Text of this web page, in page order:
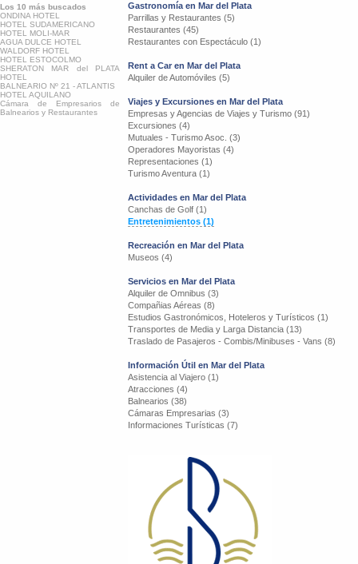
Los 10 más buscados
ONDINA HOTEL
HOTEL SUDAMERICANO
HOTEL MOLI-MAR
AGUA DULCE HOTEL
WALDORF HOTEL
HOTEL ESTOCOLMO
SHERATON MAR del PLATA
HOTEL
BALNEARIO Nº 21 - ATLANTIS
HOTEL AQUILANO
Cámara de Empresarios de
Balnearios y Restaurantes
Gastronomía en Mar del Plata
Parrillas y Restaurantes (5)
Restaurantes (45)
Restaurantes con Espectáculo (1)
Rent a Car en Mar del Plata
Alquiler de Automóviles (5)
Viajes y Excursiones en Mar del Plata
Empresas y Agencias de Viajes y Turismo (91)
Excursiones (4)
Mutuales - Turismo Asoc. (3)
Operadores Mayoristas (4)
Representaciones (1)
Turismo Aventura (1)
Actividades en Mar del Plata
Canchas de Golf (1)
Entretenimientos (1)
Recreación en Mar del Plata
Museos (4)
Servicios en Mar del Plata
Alquiler de Omnibus (3)
Compañias Aéreas (8)
Estudios Gastronómicos, Hoteleros y Turísticos (1)
Transportes de Media y Larga Distancia (13)
Traslado de Pasajeros - Combis/Minibuses - Vans (8)
Información Útil en Mar del Plata
Asistencia al Viajero (1)
Atracciones (4)
Balnearios (38)
Cámaras Empresarias (3)
Informaciones Turísticas (7)